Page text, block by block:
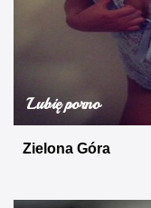
Lubię porno
Zielona Góra